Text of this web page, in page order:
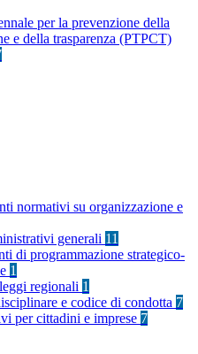
per la prevenzione della
e della trasparenza (PTPCT)
normativi su organizzazione e
generali 11
di programmazione strategico-
1
regionali 1
e codice di condotta 7
per cittadini e imprese 7